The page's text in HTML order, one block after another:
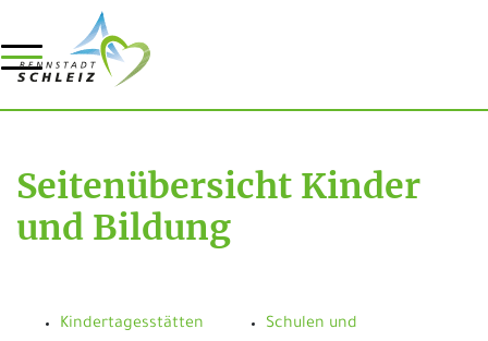
Seitenübersicht Kinder
und Bildung
Kindertagesstätten
Schulen und